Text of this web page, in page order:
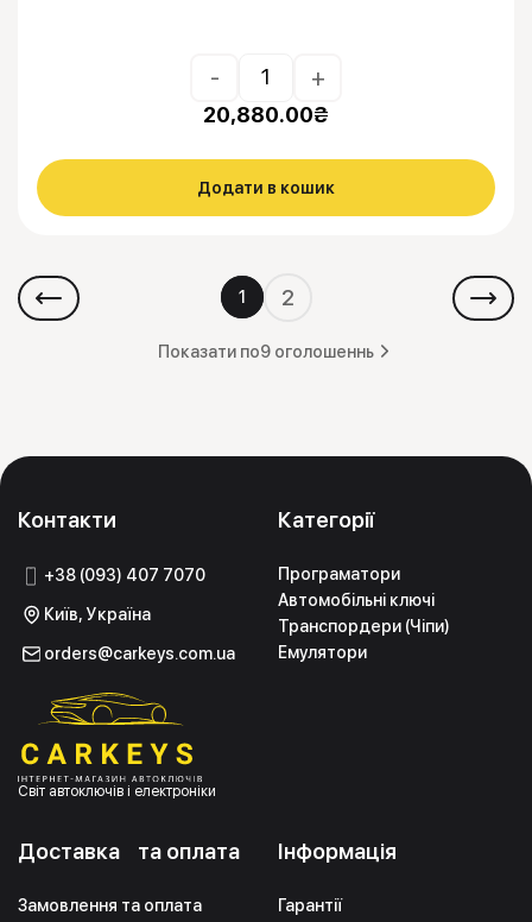
- +
20,880.00₴
Додати в кошик
1 2
Показати по9 оголошеннь
Контакти
+38 (093) 407 7070
Київ, Україна
orders@carkeys.com.ua
Світ автоключів і електроніки
Категорії
Програматори
Автомобільні ключі
Транспордери (Чіпи)
Емулятори
Інформація
Гарантії
Доставка та оплата
Замовлення та оплата